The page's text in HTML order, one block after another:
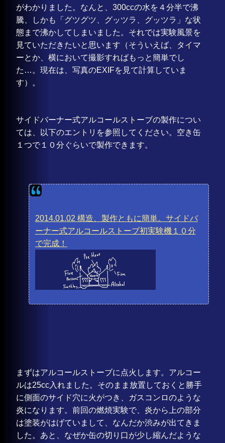
がわかりました。なんと、300ccの水を４分半で沸
騰、しかも「グツグツ、グッツラ、グッツラ」な状
態まで沸かしてしまいました。それでは実験風景を
見ていただきたいと思います（そういえば、タイマ
ーとか、横において撮影すればもっと簡単でし
た…。現在は、写真のEXIFを見て計算していま
す）。
サイドバーナー式アルコールストーブの製作につい
ては、以下のエントリを参照してください。空き缶
１つで１０分ぐらいで製作できます。
2014.01.02 構造、製作ともに簡単。サイドバ
ーナー式アルコールストーブ初実験機１０分
で完成！
まずはアルコールストーブに点火します。アルコー
ルは25cc入れました。そのまま放置しておくと勝手
に側面のサイド穴に火がつき、ガスコンロのような
炎になります。前回の燃焼実験で、炎から上の部分
は塗装がはげていまして、なんだか渋みが出てきま
した。あと、なぜか缶の切り口が少し縮んだような